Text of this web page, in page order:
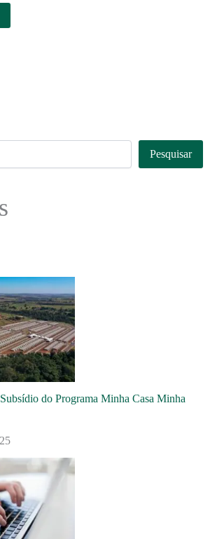
Pesquisar
do Programa Minha Casa Minha